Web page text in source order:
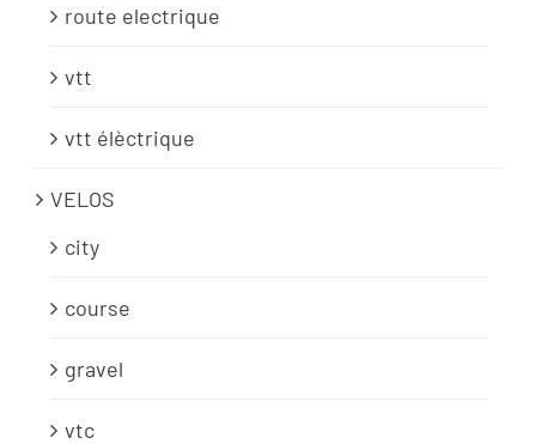
route electrique
vtt
vtt élèctrique
VELOS
city
course
gravel
vtc